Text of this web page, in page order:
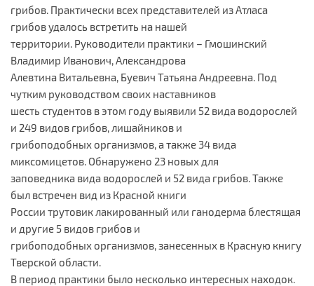
грибов. Практически всех представителей из Атласа
грибов удалось встретить на нашей
территории. Руководители практики – Гмошинский
Владимир Иванович, Александрова
Алевтина Витальевна, Буевич Татьяна Андреевна. Под
чутким руководством своих наставников
шесть студентов в этом году выявили 52 вида водорослей
и 249 видов грибов, лишайников и
грибоподобных организмов, а также 34 вида
миксомицетов. Обнаружено 23 новых для
заповедника вида водорослей и 52 вида грибов. Также
был встречен вид из Красной книги
России трутовик лакированный или ганодерма блестящая
и другие 5 видов грибов и
грибоподобных организмов, занесенных в Красную книгу
Тверской области.
В период практики было несколько интересных находок.